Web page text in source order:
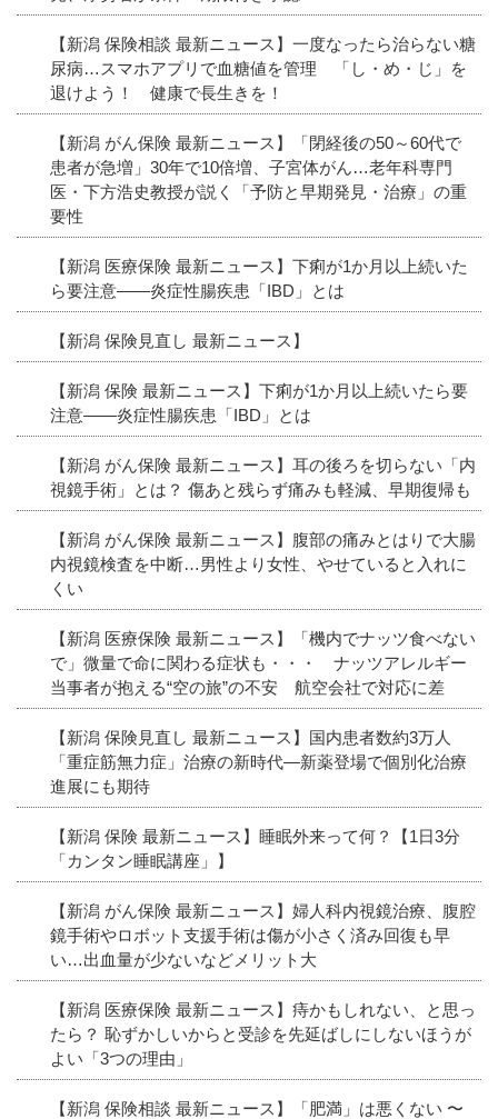
【新潟 保険相談 最新ニュース】一度なったら治らない糖
尿病…スマホアプリで血糖値を管理 「し・め・じ」を
退けよう！ 健康で長生きを！
【新潟 がん保険 最新ニュース】「閉経後の50～60代で
患者が急増」30年で10倍増、子宮体がん…老年科専門
医・下方浩史教授が説く「予防と早期発見・治療」の重
要性
【新潟 医療保険 最新ニュース】下痢が1か月以上続いた
ら要注意――炎症性腸疾患「IBD」とは
【新潟 保険見直し 最新ニュース】
【新潟 保険 最新ニュース】下痢が1か月以上続いたら要
注意――炎症性腸疾患「IBD」とは
【新潟 がん保険 最新ニュース】耳の後ろを切らない「内
視鏡手術」とは？ 傷あと残らず痛みも軽減、早期復帰も
【新潟 がん保険 最新ニュース】腹部の痛みとはりで大腸
内視鏡検査を中断…男性より女性、やせていると入れに
くい
【新潟 医療保険 最新ニュース】「機内でナッツ食べない
で」微量で命に関わる症状も・・・ ナッツアレルギー
当事者が抱える“空の旅”の不安 航空会社で対応に差
【新潟 保険見直し 最新ニュース】国内患者数約3万人
「重症筋無力症」治療の新時代―新薬登場で個別化治療
進展にも期待
【新潟 保険 最新ニュース】睡眠外来って何？【1日3分
「カンタン睡眠講座」】
【新潟 がん保険 最新ニュース】婦人科内視鏡治療、腹腔
鏡手術やロボット支援手術は傷が小さく済み回復も早
い…出血量が少ないなどメリット大
【新潟 医療保険 最新ニュース】痔かもしれない、と思っ
たら？ 恥ずかしいからと受診を先延ばしにしないほうが
よい「3つの理由」
【新潟 保険相談 最新ニュース】「肥満」は悪くない 〜